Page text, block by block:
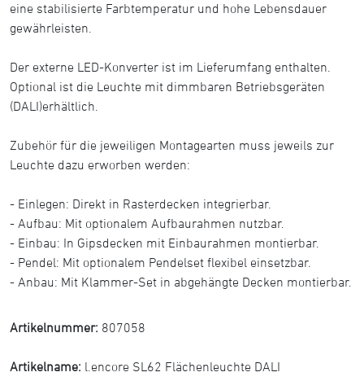
eine stabilisierte Farbtemperatur und hohe Lebensdauer
gewährleisten.
Der externe LED-Konverter ist im Lieferumfang enthalten.
Optional ist die Leuchte mit dimmbaren Betriebsgeräten
(DALI)erhältlich.
Zubehör für die jeweiligen Montagearten muss jeweils zur
Leuchte dazu erworben werden:
- Einlegen: Direkt in Rasterdecken integrierbar.
- Aufbau: Mit optionalem Aufbaurahmen nutzbar.
- Einbau: In Gipsdecken mit Einbaurahmen montierbar.
- Pendel: Mit optionalem Pendelset flexibel einsetzbar.
- Anbau: Mit Klammer-Set in abgehängte Decken montierbar.
Artikelnummer: 807058
Artikelname: l.encore SL62 Flächenleuchte DALI